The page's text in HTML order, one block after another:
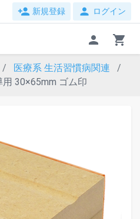
person_add 新規登録 person ログイン
person shopping_cart
医療系 生活習慣病関連
30×65mm ゴム印